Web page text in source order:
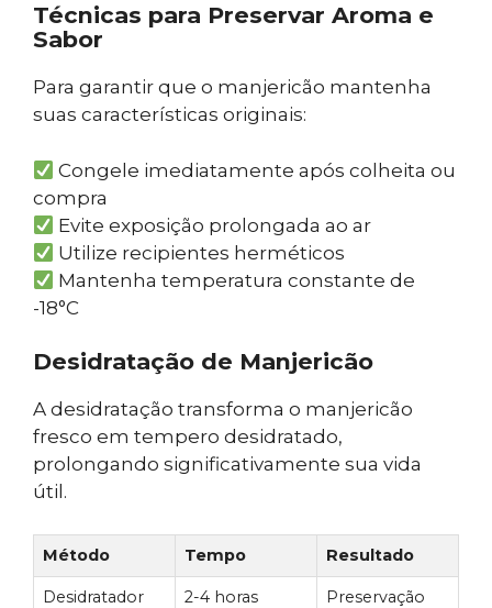
Técnicas para Preservar Aroma e
Sabor
Para garantir que o manjericão mantenha
suas características originais:
Congele imediatamente após colheita ou
compra
Evite exposição prolongada ao ar
Utilize recipientes herméticos
Mantenha temperatura constante de
-18°C
Desidratação de Manjericão
A desidratação transforma o manjericão
fresco em tempero desidratado,
prolongando significativamente sua vida
útil.
Método Tempo Resultado
Desidratador 2-4 horas
Preservação